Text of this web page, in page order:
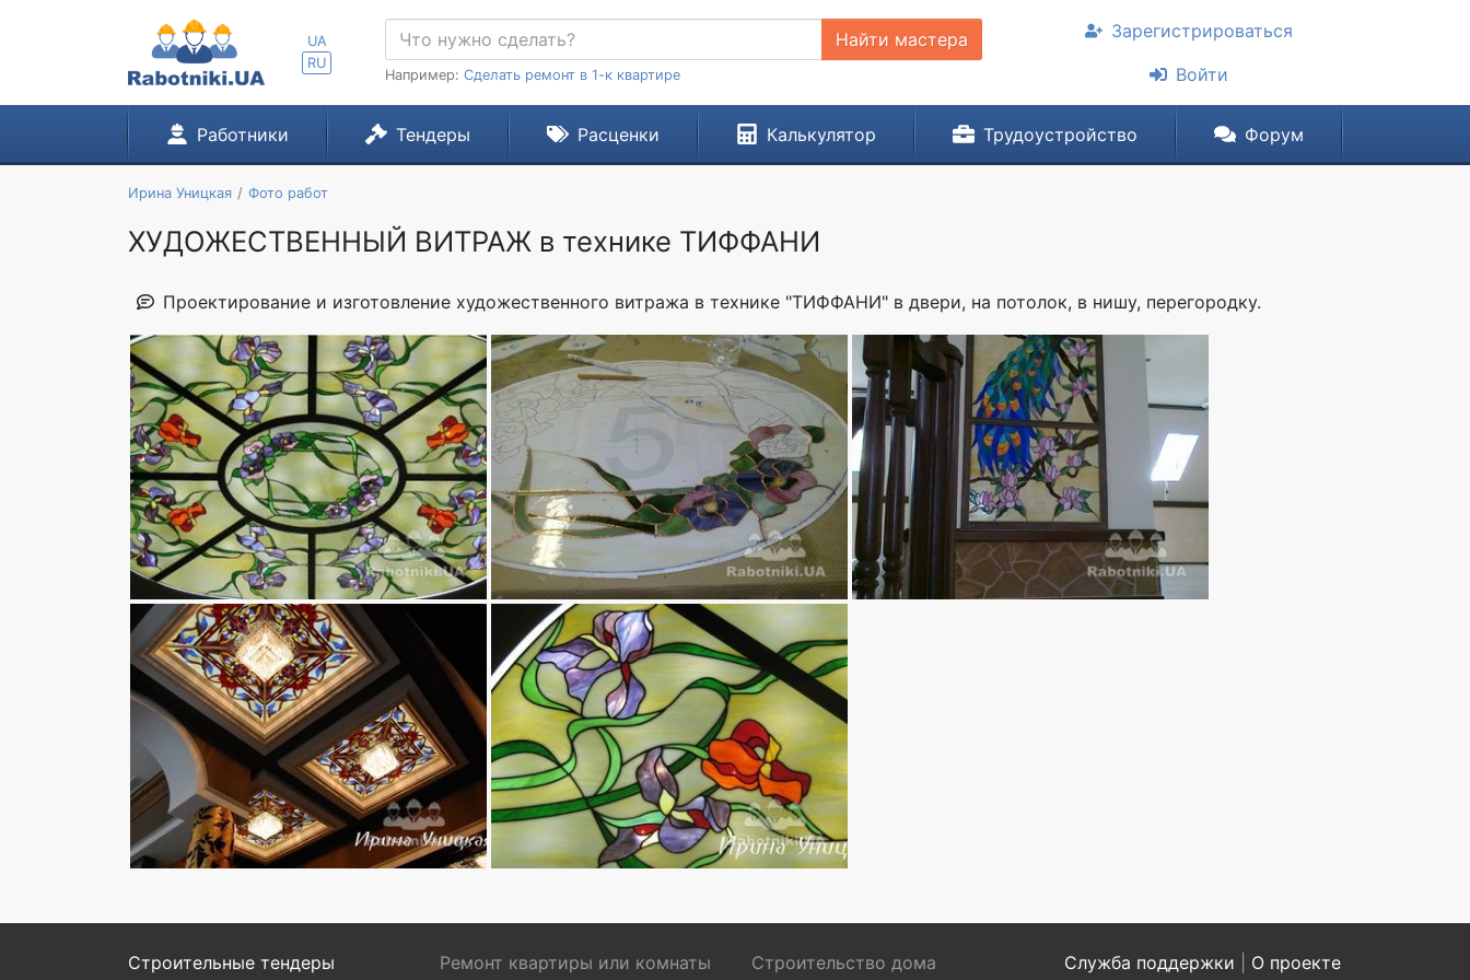
UA
RU
Найти мастера
Например: Сделать ремонт в 1-к квартире
Зарегистрироваться
Войти
Работники Тендеры Расценки Калькулятор Трудоустройство Форум
Ирина Уницкая Фото работ
ХУДОЖЕСТВЕННЫЙ ВИТРАЖ в технике ТИФФАНИ
Проектирование и изготовление художественного витража в технике "ТИФФАНИ" в двери, на потолок, в нишу, перегородку.
Строительные тендеры
Ремонт квартиры или комнаты
Строительство дома
Служба поддержки О проекте